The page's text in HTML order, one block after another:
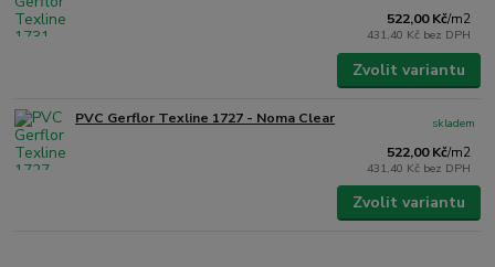
522,00 Kč/m2
431,40 Kč bez DPH
Zvolit variantu
PVC Gerflor Texline 1727 - Noma Clear
522,00 Kč/m2
431,40 Kč bez DPH
skladem
Zvolit variantu